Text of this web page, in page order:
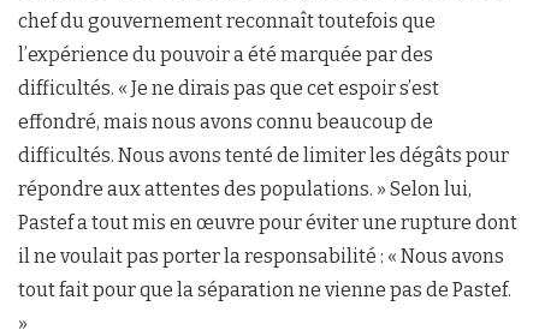
chef du gouvernement reconnaît toutefois que
l’expérience du pouvoir a été marquée par des
difficultés. « Je ne dirais pas que cet espoir s’est
effondré, mais nous avons connu beaucoup de
difficultés. Nous avons tenté de limiter les dégâts pour
répondre aux attentes des populations. » Selon lui,
Pastef a tout mis en œuvre pour éviter une rupture dont
il ne voulait pas porter la responsabilité : « Nous avons
tout fait pour que la séparation ne vienne pas de Pastef.
»